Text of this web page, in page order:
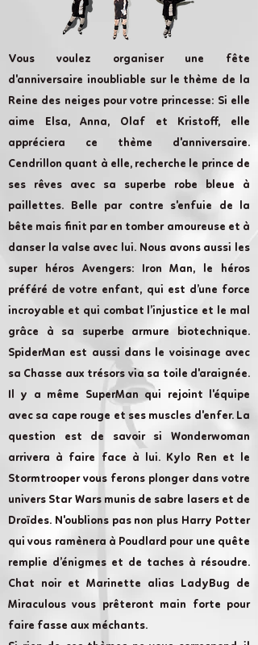
Vous voulez organiser une fête
d'anniversaire inoubliable sur le thème de la
Reine des neiges pour votre princesse: Si elle
aime Elsa, Anna, Olaf et Kristoff, elle
appréciera ce thème d'anniversaire.
Cendrillon quant à elle, recherche le prince de
ses rêves avec sa superbe robe bleue à
paillettes. Belle par contre s'enfuie de la
bête mais finit par en tomber amoureuse et à
danser la valse avec lui. Nous avons aussi les
super héros Avengers: Iron Man, le héros
préféré de votre enfant, qui est d’une force
incroyable et qui combat l’injustice et le mal
grâce à sa superbe armure biotechnique.
SpiderMan est aussi dans le voisinage avec
sa Chasse aux trésors via sa toile d'araignée.
Il y a même SuperMan qui rejoint l'équipe
avec sa cape rouge et ses muscles d'enfer. La
question est de savoir si Wonderwoman
arrivera à faire face à lui. Kylo Ren et le
Stormtrooper vous ferons plonger dans votre
univers Star Wars munis de sabre lasers et de
Droïdes. N'oublions pas non plus Harry Potter
qui vous ramènera à Poudlard pour une quête
remplie d’énigmes et de taches à résoudre.
Chat noir et Marinette alias LadyBug de
Miraculous vous prêteront main forte pour
faire fasse aux méchants.